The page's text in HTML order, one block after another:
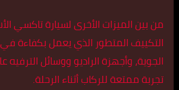
من بين الميزات الأخرى لسيارة تاكسي
التكييف المتطور الذي يعمل بكفاءة
الجوية، وأجهزة الراديو ووسائل الترفيه
تجربة ممتعة للركاب أثناء الرحلة.